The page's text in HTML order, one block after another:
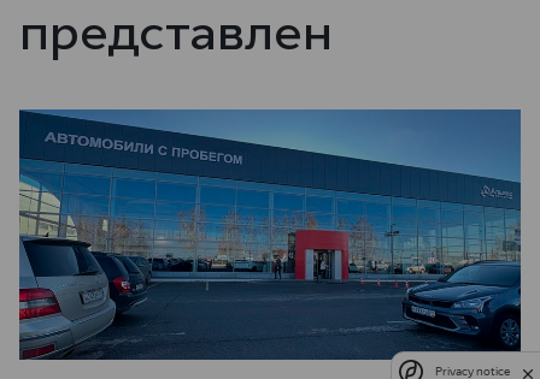
представлен
Privacy notice